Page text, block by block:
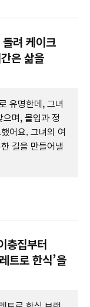
려 케이크
은 삶을
유명한데, 그녀
며, 몰입과 정
어요. 그녀의 여
길을 만들어낼
층집부터
트로 한식’을